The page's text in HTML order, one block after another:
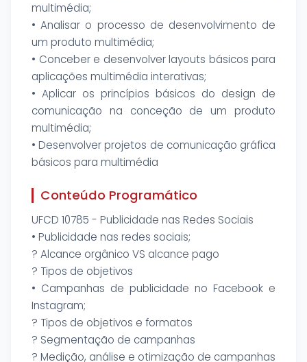
multimédia;
• Analisar o processo de desenvolvimento de
um produto multimédia;
• Conceber e desenvolver layouts básicos para
aplicações multimédia interativas;
• Aplicar os princípios básicos do design de
comunicação na conceção de um produto
multimédia;
• Desenvolver projetos de comunicação gráfica
básicos para multimédia
Conteúdo Programático
UFCD 10785 - Publicidade nas Redes Sociais
• Publicidade nas redes sociais;
? Alcance orgânico VS alcance pago
? Tipos de objetivos
• Campanhas de publicidade no Facebook e
Instagram;
? Tipos de objetivos e formatos
? Segmentação de campanhas
? Medição, análise e otimização de campanhas